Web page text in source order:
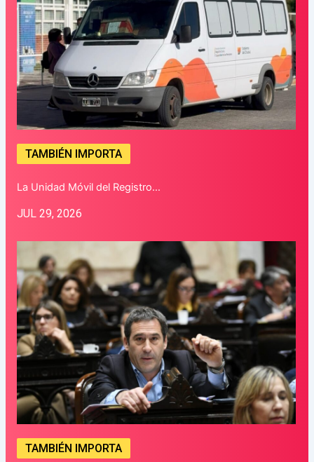
TAMBIÉN IMPORTA
La Unidad Móvil del Registro…
JUL 29, 2026
TAMBIÉN IMPORTA